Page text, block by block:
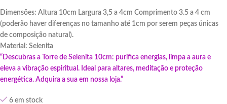
Dimensões: Altura 10cm Largura 3,5 a 4cm Comprimento 3.5 a 4 cm
(poderão haver diferenças no tamanho até 1cm por serem peças únicas
de composição natural).
Material: Selenita
“Descubras a Torre de Selenita 10cm: purifica energias, limpa a aura e
eleva a vibração espiritual. Ideal para altares, meditação e proteção
energética. Adquira a sua em nossa loja.”
6 em stock